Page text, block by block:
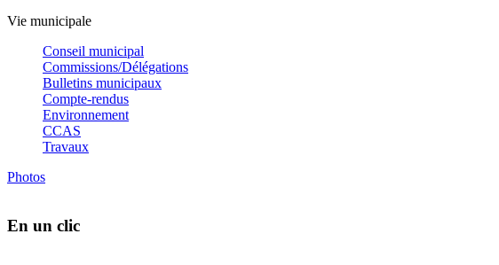
Vie municipale
Conseil municipal
Commissions/Délégations
Bulletins municipaux
Compte-rendus
Environnement
CCAS
Travaux
Photos
En un clic